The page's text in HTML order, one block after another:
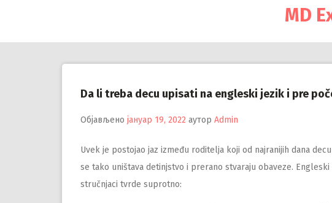
MD
Da li treba decu upisati na engleski jezik i pre
Објављено јануар 19, 2022 аутор Admin
Uvek je postojao jaz između roditelja koji od najranijih dana
se tako uništava detinjstvo i prerano stvaraju obaveze.
stručnjaci tvrde suprotno: